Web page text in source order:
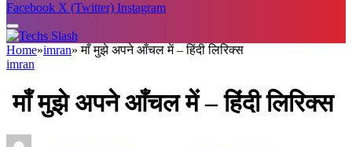
Facebook X (Twitter) Instagram
Home»imran» माँ मुझे अपने आँचल में – हिंदी लिरिक्स
imran
माँ मुझे अपने आँचल में – हिंदी लिरिक्स